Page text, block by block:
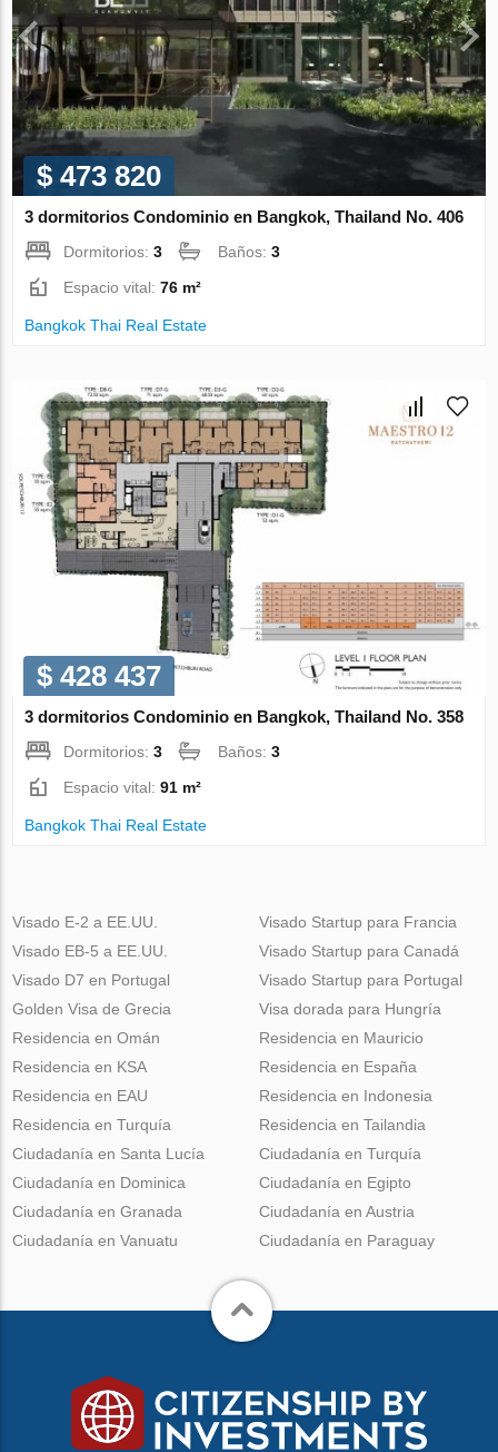
$ 473 820
3 dormitorios Condominio en Bangkok, Thailand No. 406
Dormitorios:3 Baños:3
Espacio vital:76 m²
Bangkok Thai Real Estate
$ 428 437
3 dormitorios Condominio en Bangkok, Thailand No. 358
Dormitorios:3 Baños:3
Espacio vital:91 m²
Bangkok Thai Real Estate
Visado E-2 a EE.UU.
Visado EB-5 a EE.UU.
Visado D7 en Portugal
Golden Visa de Grecia
Visado Startup para Francia
Visado Startup para Canadá
Visado Startup para Portugal
Visa dorada para Hungría
Residencia en Omán
Residencia en KSA
Residencia en EAU
Residencia en Turquía
Residencia en Mauricio
Residencia en España
Residencia en Indonesia
Residencia en Tailandia
Ciudadanía en Santa Lucía
Ciudadanía en Dominica
Ciudadanía en Granada
Ciudadanía en Vanuatu
Ciudadanía en Turquía
Ciudadanía en Egipto
Ciudadanía en Austria
Ciudadanía en Paraguay